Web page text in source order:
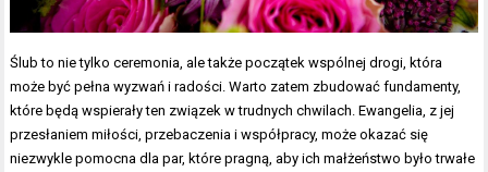
Ślub to nie tylko ceremonia, ale także początek wspólnej drogi, która
może być pełna wyzwań i radości. Warto zatem zbudować fundamenty,
które będą wspierały ten związek w trudnych chwilach. Ewangelia, z jej
przesłaniem miłości, przebaczenia i współpracy, może okazać się
niezwykle pomocna dla par, które pragną, aby ich małżeństwo było trwałe